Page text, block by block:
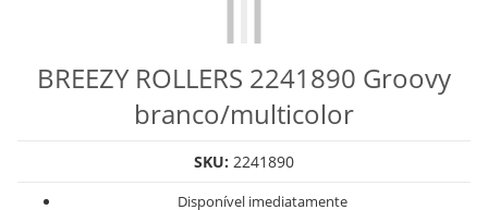
BREEZY ROLLERS 2241890 Groovy
branco/multicolor
SKU: 2241890
Disponível imediatamente